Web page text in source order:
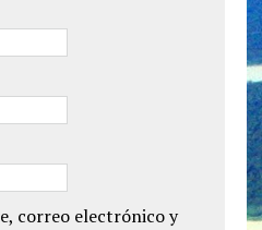
correo electrónico y